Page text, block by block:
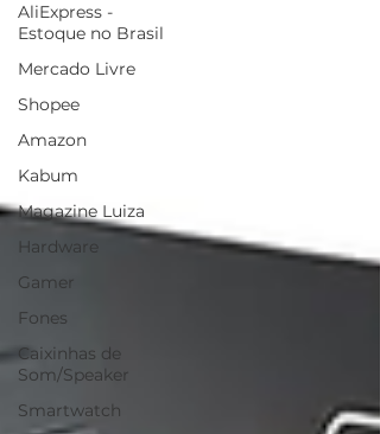
AliExpress -
Estoque no Brasil
Mercado Livre
Shopee
Amazon
Kabum
Magazine Luiza
Hardware
Gamer
Fones
Caixinhas de
Som/Speaker
Smartwatch